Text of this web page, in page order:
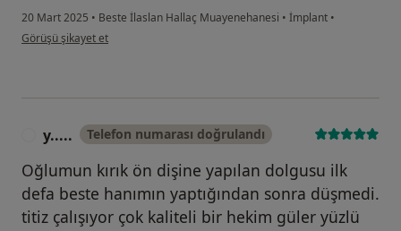
20 Mart 2025 • Beste İlaslan Hallaç Muayenehanesi • İmplant •
kullanıcının görüşüne göre k....y
Görüşü şikayet et
y..... Telefon numarası doğrulandı
Oğlumun kırık ön dişine yapılan dolgusu ilk
defa beste hanımın yaptığından sonra düşmedi.
titiz çalışıyor çok kaliteli bir hekim güler yüzlü